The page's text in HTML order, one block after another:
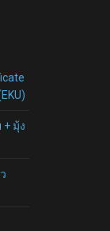
มุ้ง